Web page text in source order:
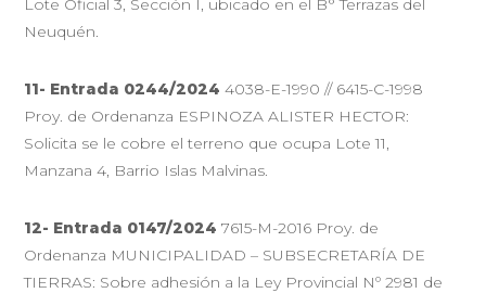
Lote Oficial 3, Sección I, ubicado en el B° Terrazas del
Neuquén.
11- Entrada 0244/20244038-E-1990 // 6415-C-1998
Proy. de Ordenanza ESPINOZA ALISTER HECTOR:
Solicita se le cobre el terreno que ocupa Lote 11,
Manzana 4, Barrio Islas Malvinas.
12- Entrada 0147/20247615-M-2016 Proy. de
Ordenanza MUNICIPALIDAD – SUBSECRETARÍA DE
TIERRAS: Sobre adhesión a la Ley Provincial Nº 2981 de